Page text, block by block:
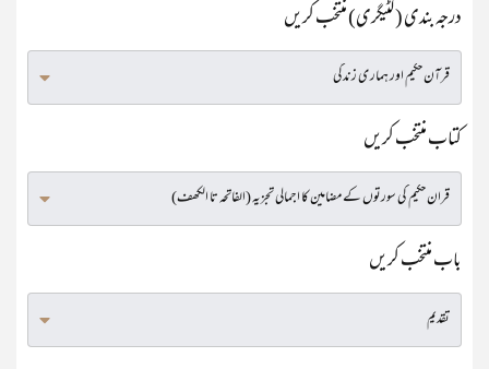
درجہ بندی (کٹیگری) منتخب کریں
کتاب منتخب کریں
باب منتخب کریں